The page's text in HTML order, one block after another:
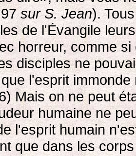
sur S. Jean).
de l'Évangile
horreur, comme
disciples ne
l'esprit
Mais on ne peut
humaine ne
l'esprit humain
que dans les